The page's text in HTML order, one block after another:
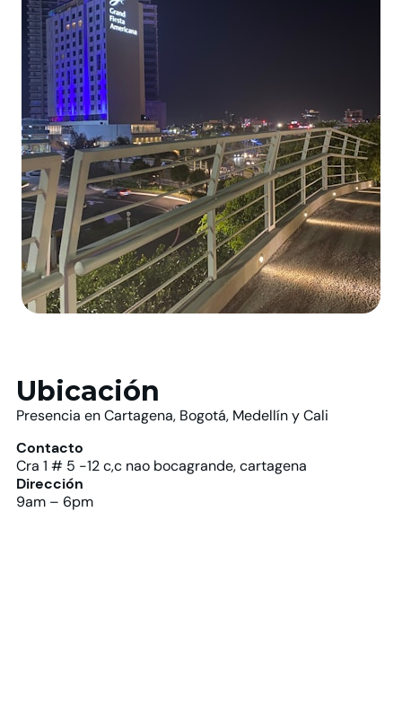
Ubicación
Presencia en Cartagena, Bogotá, Medellín y Cali
Contacto
Cra 1 # 5 -12 c,c nao bocagrande, cartagena
Dirección
9am – 6pm